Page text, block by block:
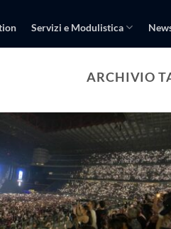
Servizi e Modulistica
ARCHIVIO